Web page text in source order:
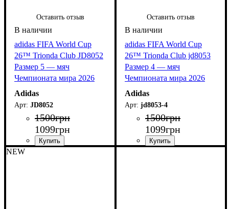
Оставить отзыв
adidas FIFA World Cup
26™ Trionda Club JD8052
Размер 5 — мяч
Чемпионата мира 2026
Adidas
JD8052
1500грн
1099грн
Оставить отзыв
adidas FIFA World Cup
26™ Trionda Club jd8053
Размер 4 — мяч
Чемпионата мира 2026
Adidas
jd8053-4
1500грн
1099грн
NEW